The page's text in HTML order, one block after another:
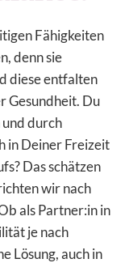
Fähigkeiten
denn sie
diese entfalten
Gesundheit. Du
durch
in Deiner Freizeit
Das schätzen
wir nach
als Partner:in in
je nach
Lösung, auch in